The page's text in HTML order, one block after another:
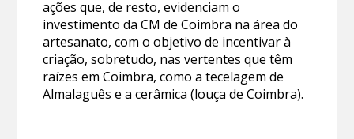
ações que, de resto, evidenciam o
investimento da CM de Coimbra na área do
artesanato, com o objetivo de incentivar à
criação, sobretudo, nas vertentes que têm
raízes em Coimbra, como a tecelagem de
Almalaguês e a cerâmica (louça de Coimbra).